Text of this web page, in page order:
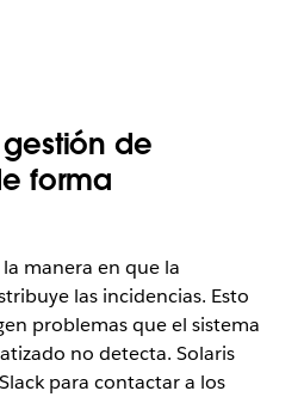
de
forma
manera en que la
las incidencias. Esto
problemas que el sistema
no detecta. Solaris
para contactar a los